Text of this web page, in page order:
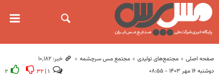
صفحه اصلی مجتمع‌های تولیدی مجتمع مس سرچشمه
خبر: ۱۰٬۱۸۲
دوشنبه ۱۶ مهر ۱۴۰۳ - ۰۸:۵۵
۳۲ ۲